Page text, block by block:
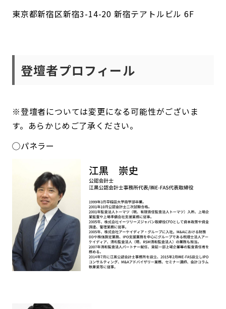
東京都新宿区新宿3-14-20 新宿テアトルビル 6F
登壇者プロフィール
※登壇者については変更になる可能性がございま
す。あらかじめご了承ください。
◯パネラー